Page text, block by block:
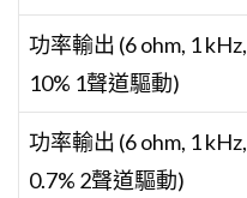
功率輸出 (6 ohm, 1 kHz,
10% 1聲道驅動)
功率輸出 (6 ohm, 1 kHz,
0.7% 2聲道驅動)